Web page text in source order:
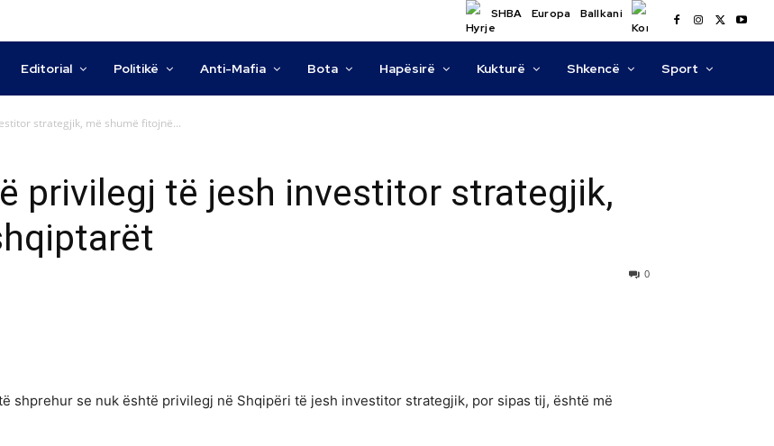
SHBA Europa Ballkani
Editorial Politikë Anti-Mafia Bota Hapësirë Kukturë Shkencë Sport
strategjik, më shumë fitojnë...
privilegj të jesh investitor strategjik,
0
shprehur se nuk është privilegj në Shqipëri të jesh investitor strategjik, por sipas tij, është më